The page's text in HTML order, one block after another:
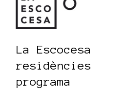
La Escocesa
residències
programa